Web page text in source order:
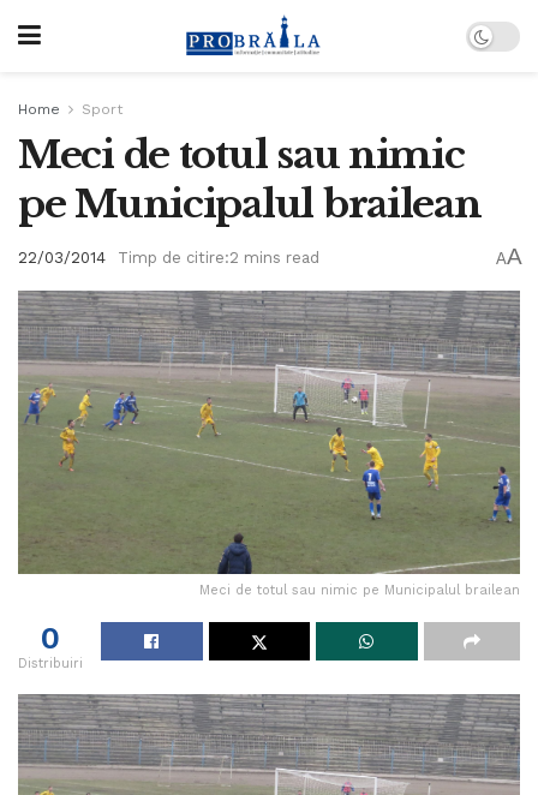
Home Sport
Meci de totul sau nimic
pe Municipalul brailean
22/03/2014 Timp de citire:2 mins read AA
Meci de totul sau nimic pe Municipalul brailean
0
Distribuiri